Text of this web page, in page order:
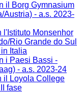
il Borg Gymnasium
Austria) - a.s. 2023-
l'Istituto Monsenhor
Rio Grande do Sul
Italia
i Paesi Bassi -
- a.s. 2023-24
il Loyola College
fase